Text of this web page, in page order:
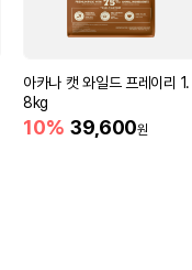
아카나 캣 와일드 프레이리 1.
8kg
10% 39,600원